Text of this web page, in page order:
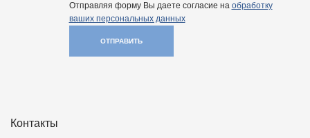
Отправляя форму Вы даете согласие на обработку
ваших персональных данных
ОТПРАВИТЬ
Контакты